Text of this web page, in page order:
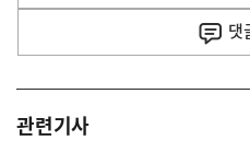
댓
관련기사